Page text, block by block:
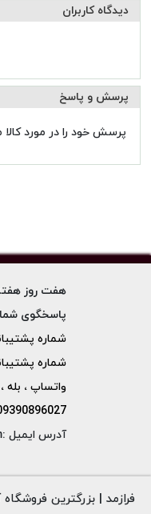
دیدگاه کاربران
پرسش و پاسخ
پرسش خود را در مورد
پاسخگوی
شماره پشتیبانی اول :
شماره پشتیبانی دوم:
واتساپ ، بله ،
آدرس ایمیل :info@farazmed.com
فرازمد | بزرگترین